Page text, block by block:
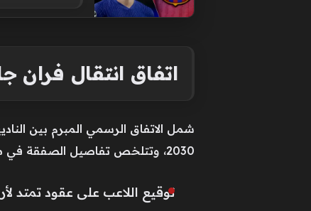
اتفاق انتقال فران
شمل الاتفاق الرسمي المبرم بين
2030، وتتلخص تفاصيل الصفقة في مجموعة من النقاط الجوهرية التي تضمن حقوق الأطراف المعنية:
توقيع اللاعب على عقود تمتد